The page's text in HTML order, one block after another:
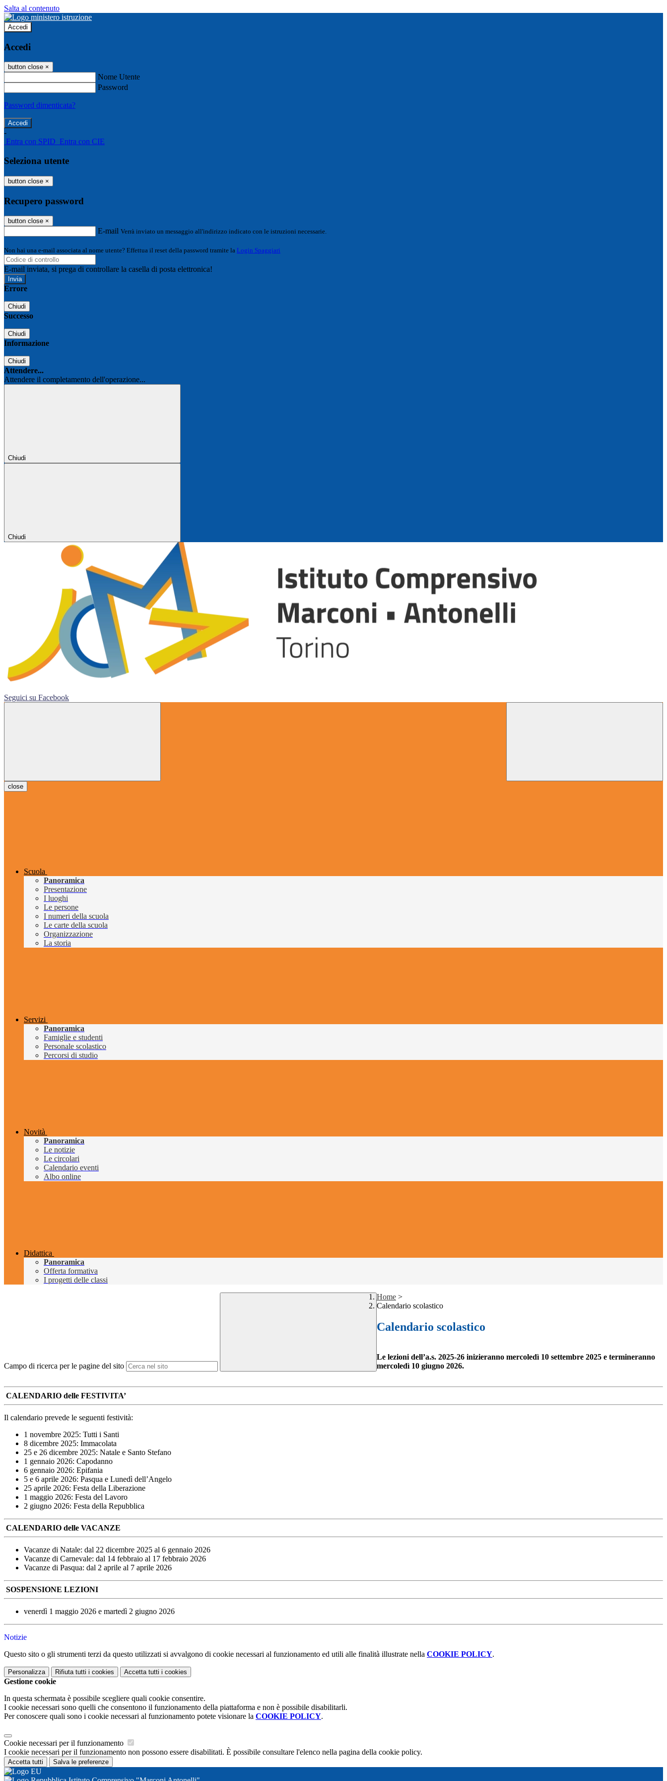
Salta al contenuto
Accedi
Accedi
button close ×
Nome Utente
Password
Password dimenticata?
-
Entra con SPID Entra con CIE
Seleziona utente
button close ×
Recupero password
button close ×
E-mail Verrà inviato un messaggio all'indirizzo indicato con le istruzioni necessarie.
Non hai una e-mail associata al nome utente? Effettua il reset della password tramite la Login Spaggiari
E-mail inviata, si prega di controllare la casella di posta elettronica!
Errore
Chiudi
Successo
Chiudi
Informazione
Chiudi
Attendere...
Attendere il completamento dell'operazione...
Chiudi
Chiudi
Seguici su Facebook
close
Scuola
Panoramica
Presentazione
I luoghi
Le persone
I numeri della scuola
Le carte della scuola
Organizzazione
La storia
Servizi
Panoramica
Famiglie e studenti
Personale scolastico
Percorsi di studio
Novità
Panoramica
Le notizie
Le circolari
Calendario eventi
Albo online
Didattica
Panoramica
Offerta formativa
I progetti delle classi
Campo di ricerca per le pagine del sito
Home >
Calendario scolastico
Calendario scolastico
Le lezioni dell’a.s. 2025-26 inizieranno mercoledì 10 settembre 2025 e termineranno
mercoledì 10 giugno 2026.
CALENDARIO delle FESTIVITA’
Il calendario prevede le seguenti festività:
1 novembre 2025: Tutti i Santi
8 dicembre 2025: Immacolata
25 e 26 dicembre 2025: Natale e Santo Stefano
1 gennaio 2026: Capodanno
6 gennaio 2026: Epifania
5 e 6 aprile 2026: Pasqua e Lunedì dell’Angelo
25 aprile 2026: Festa della Liberazione
1 maggio 2026: Festa del Lavoro
2 giugno 2026: Festa della Repubblica
CALENDARIO delle VACANZE
Vacanze di Natale: dal 22 dicembre 2025 al 6 gennaio 2026
Vacanze di Carnevale: dal 14 febbraio al 17 febbraio 2026
Vacanze di Pasqua: dal 2 aprile al 7 aprile 2026
SOSPENSIONE LEZIONI
venerdì 1 maggio 2026 e martedì 2 giugno 2026
Notizie
Questo sito o gli strumenti terzi da questo utilizzati si avvalgono di cookie necessari al funzionamento ed utili alle finalità illustrate nella COOKIE POLICY.
Personalizza Rifiuta tutti i cookies Accetta tutti i cookies
Gestione cookie
In questa schermata è possibile scegliere quali cookie consentire.
I cookie necessari sono quelli che consentono il funzionamento della piattaforma e non è possibile disabilitarli.
Per conoscere quali sono i cookie necessari al funzionamento potete visionare la COOKIE POLICY.
Cookie necessari per il funzionamento
I cookie necessari per il funzionamento non possono essere disabilitati. È possibile consultare l'elenco nella pagina della cookie policy.
Accetta tutti Salva le preferenze